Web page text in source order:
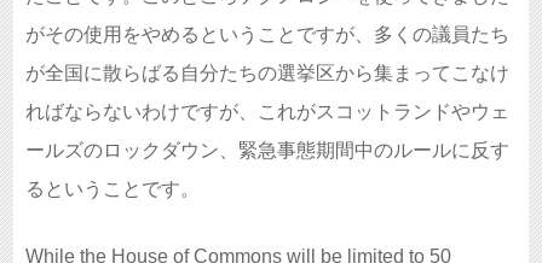
がその使用をやめるということですが、多くの議員たち
が全国に散らばる自分たちの選挙区から集まってこなけ
ればならないわけですが、これがスコットランドやウェ
ールズのロックダウン、緊急事態期間中のルールに反す
るということです。
While the House of Commons will be limited to 50